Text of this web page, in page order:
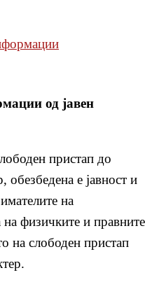
од јавен
пристап до
обезбедена е јавност и
на
физичките и правните
на слободен пристап